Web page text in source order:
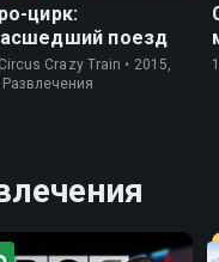
цирк:
поезд
Crazy Train • 2015,